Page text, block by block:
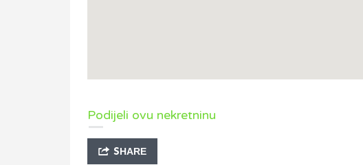
Podijeli ovu nekretninu
SHARE